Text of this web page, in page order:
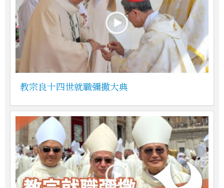
教宗良十四世就職彌撒大典